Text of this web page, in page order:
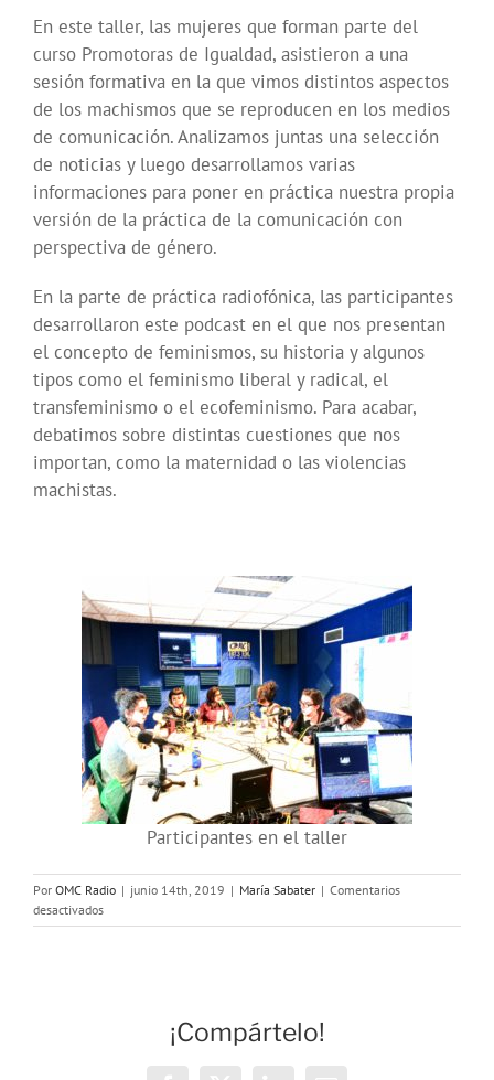
En este taller, las mujeres que forman parte del
curso Promotoras de Igualdad, asistieron a una
sesión formativa en la que vimos distintos aspectos
de los machismos que se reproducen en los medios
de comunicación. Analizamos juntas una selección
de noticias y luego desarrollamos varias
informaciones para poner en práctica nuestra propia
versión de la práctica de la comunicación con
perspectiva de género.
En la parte de práctica radiofónica, las participantes
desarrollaron este podcast en el que nos presentan
el concepto de feminismos, su historia y algunos
tipos como el feminismo liberal y radical, el
transfeminismo o el ecofeminismo. Para acabar,
debatimos sobre distintas cuestiones que nos
importan, como la maternidad o las violencias
machistas.
Participantes en el taller
Por OMC Radio | junio 14th, 2019 | María Sabater | Comentarios
desactivadosen
El
¡Compártelo!